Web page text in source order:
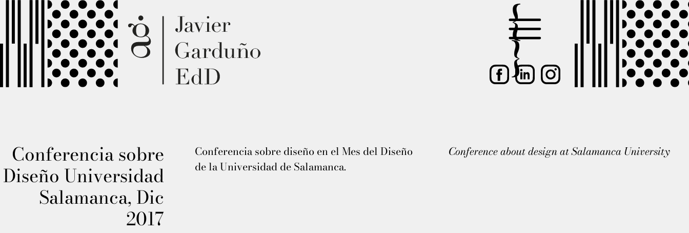
Conferencia sobre
Diseño Universidad
Salamanca, Dic
2017
Conferencia sobre diseño en el Mes del Diseño
de la Universidad de Salamanca.
Conference about design at Salamanca University